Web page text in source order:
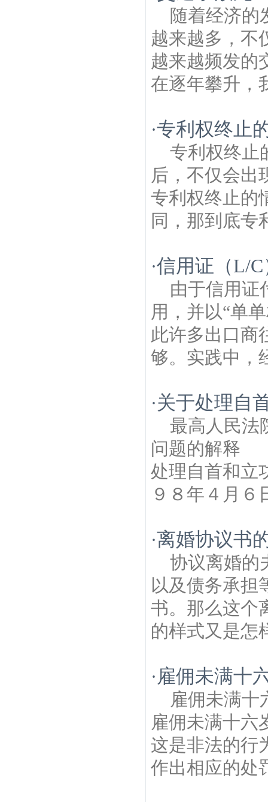
随着经济的
越来越多，不
越来越频发的
在逐年攀升，
·专利权终止
专利权终止
后，不仅会出
专利权终止的
同，那到底专
·信用证（L/
由于信用证
用，并以“单
此许多出口商
够。实践中，
·关于处理自
最高人民法
问题的
处理自首和立
９８年４月６
·离婚协议书
协议离婚的
以及债务承担
书。那么这个
的样式又是怎
· 雇佣未满十
雇佣未满十
雇佣未满十六
这是非法的行
作出相应的处